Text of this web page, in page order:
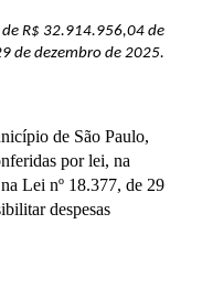
R$ 32.914.956,04 de
de dezembro de 2025.
de São Paulo,
por lei, na
Lei nº 18.377, de 29
despesas